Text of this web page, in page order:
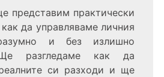
представим практически
да управляваме личния
и без излишно
разгледаме как да
си разходи и ще